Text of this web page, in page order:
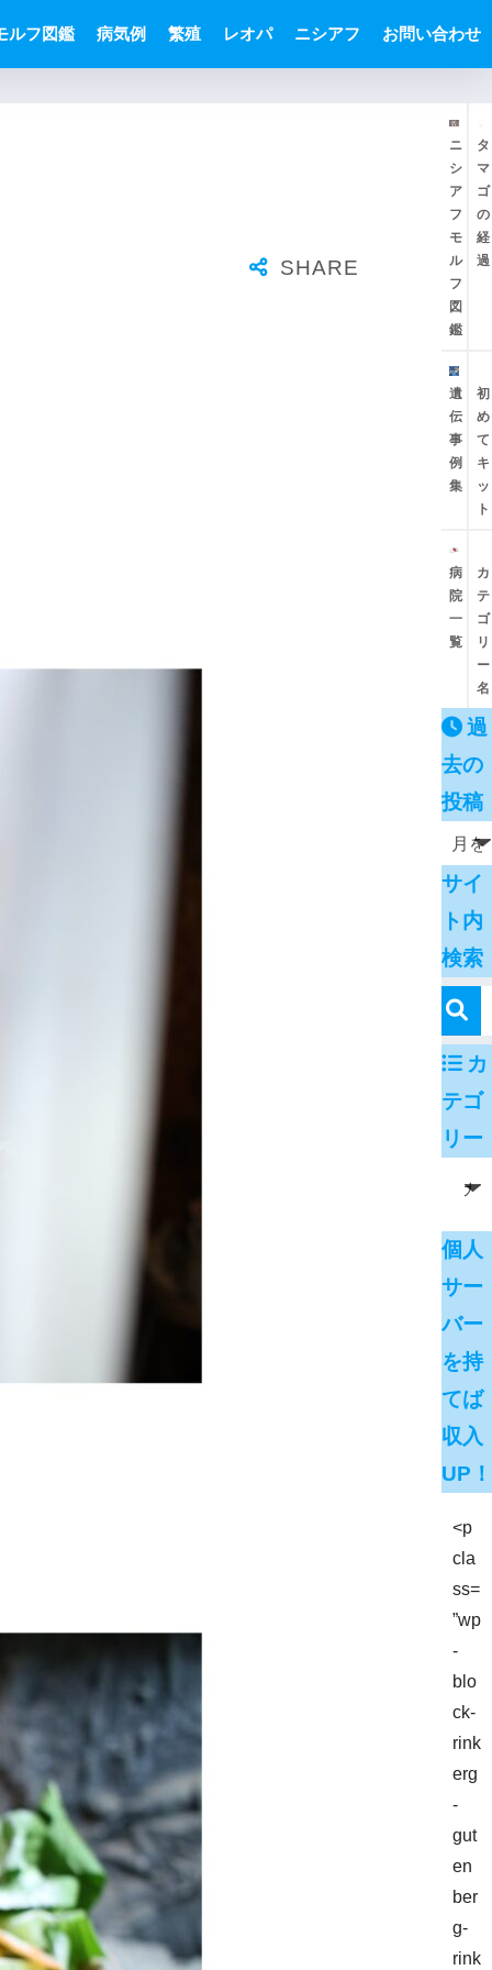
フ図鑑 病気例 繁殖 レオパ ニシアフ お問い合わせ
ニ
シ
ア
フ
モ
ル
フ
図
鑑
タ
マ
ゴ
の
経
過
遺
伝
事
例
集
初
め
て
キ
ッ
ト
病
院
一
覧
カ
テ
ゴ
リ
ー
名
過
去の
投稿
サイ
ト内
検索
カ
テゴ
リー
個人
サー
バー
を持
てば
収入
UP！
<p
cla
ss=
”wp
-
blo
ck-
rink
erg
-
gut
en
ber
g-
rink